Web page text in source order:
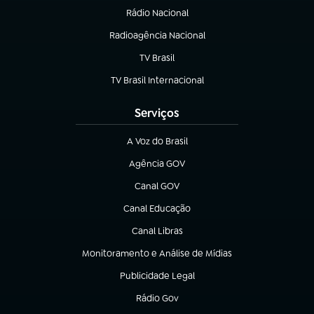
Rádio Nacional
(abre em nova aba)
Radioagência Nacional
(abre em nova aba)
TV Brasil
(abre em nova aba)
TV Brasil Internacional
(abre em nova aba)
Serviços
A Voz do Brasil
(abre em nova aba)
Agência GOV
(abre em nova aba)
Canal GOV
(abre em nova aba)
Canal Educação
(abre em nova aba)
Canal Libras
(abre em nova aba)
Monitoramento e Análise de Mídias
(abre em nova aba)
Publicidade Legal
(abre em nova aba)
Rádio Gov
(abre em nova aba)